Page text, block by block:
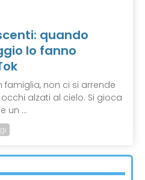
quando
lo fanno
famiglia, non ci si arrende
alzati al cielo. Si gioca
un ...